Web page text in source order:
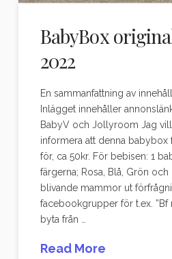
BabyBox
2022
En sammanfattning av
Inlägget innehåller
BabyV och Jollyroom Jag
informera att denna babybox
för, ca 50kr. För bebisen: 1
färgerna; Rosa, Blå, Grön
blivande mammor ut
facebookgrupper för t.ex. ”Bf
byta från …
Read More